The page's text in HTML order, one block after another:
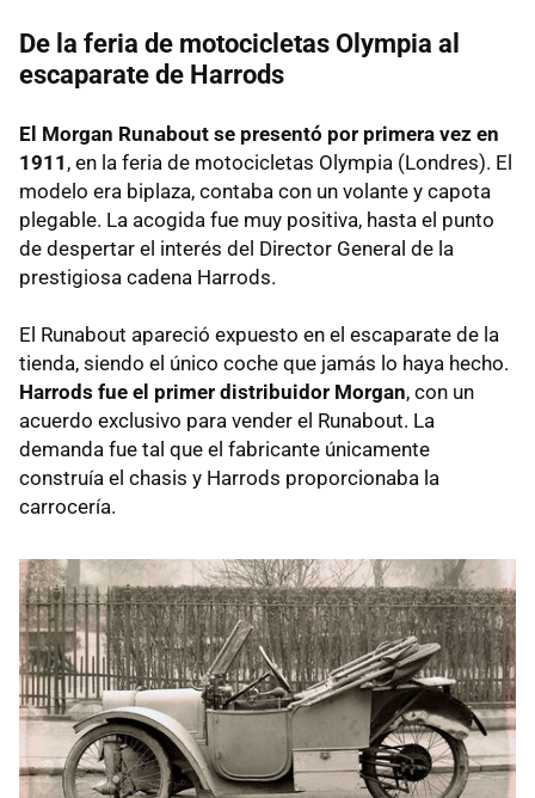
De la feria de motocicletas Olympia al
escaparate de Harrods
El Morgan Runabout se presentó por primera vez en
1911 , en la feria de motocicletas Olympia (Londres). El
modelo era biplaza, contaba con un volante y capota
plegable. La acogida fue muy positiva, hasta el punto
de despertar el interés del Director General de la
prestigiosa cadena Harrods.
El Runabout apareció expuesto en el escaparate de la
tienda, siendo el único coche que jamás lo haya hecho.
Harrods fue el primer distribuidor Morgan, con un
acuerdo exclusivo para vender el Runabout. La
demanda fue tal que el fabricante únicamente
construía el chasis y Harrods proporcionaba la
carrocería.